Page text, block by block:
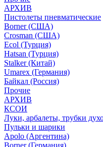
АРХИВ
Пистолеты пневматические
Borner (США)
Crosman (США)
Ecol (Турция)
Hatsan (Турция)
Stalker (Китай)
Umarex (Германия)
Байкал (Россия)
Прочие
АРХИВ
КСОИ
Луки, арбалеты, трубки
Пульки и шарики
Apolo (Аргентина)
Borner (Германия)